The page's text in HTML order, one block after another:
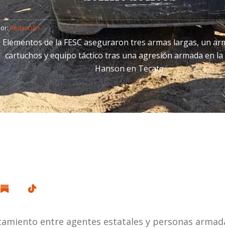
Redacción
Elementos de la FESC aseguraron tres armas largas, un
cartuchos y equipo táctico tras una agresión armada en
Hanson en Tecate
entre agentes estatales y personas